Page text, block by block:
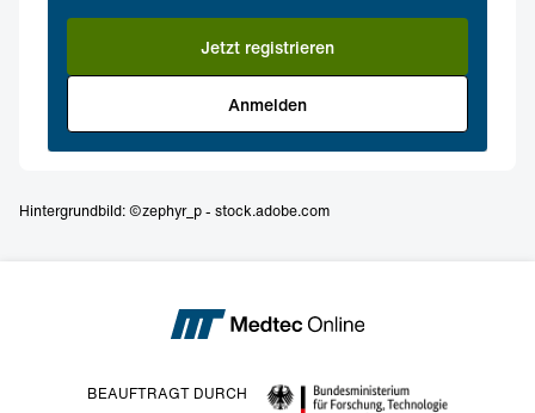
Jetzt registrieren
Anmelden
Hintergrundbild: ©zephyr_p - stock.adobe.com
BEAUFTRAGT DURCH